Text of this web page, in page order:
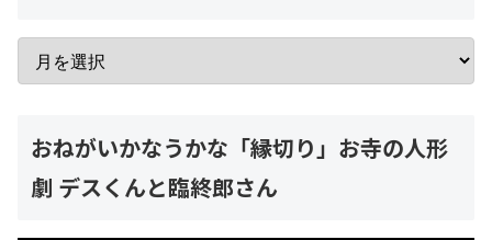
おねがいかなうかな「縁切り」お寺の人形
劇 デスくんと臨終郎さん